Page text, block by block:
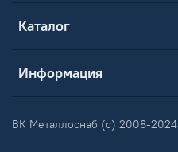
Каталог
Информация
ВК Металлоснаб (c) 2008-2024